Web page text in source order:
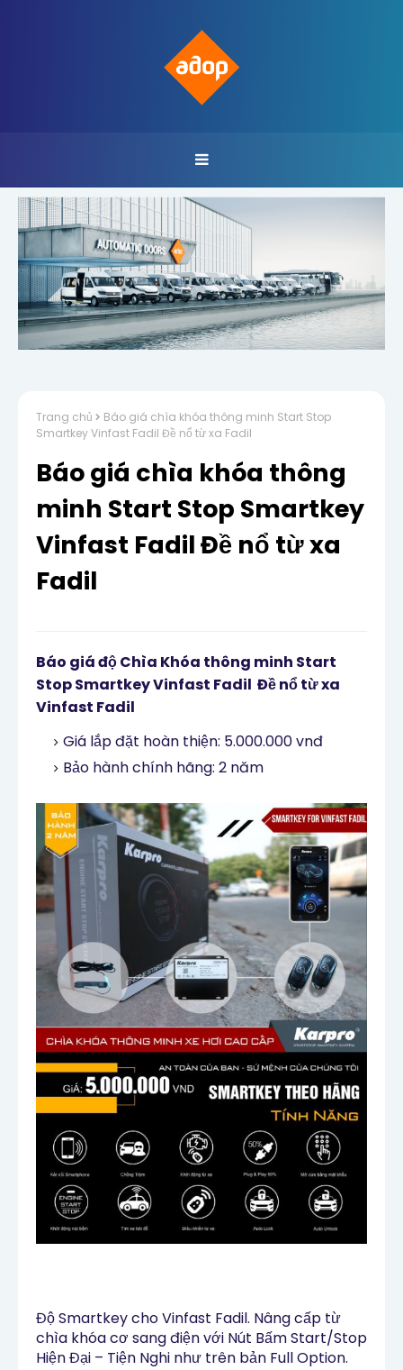
Trang chủ
Báo giá chìa khóa thông minh Start Stop
Smartkey Vinfast Fadil Đề nổ từ xa Fadil
Báo giá chìa khóa thông
minh Start Stop Smartkey
Vinfast Fadil Đề nổ từ xa
Fadil
Báo giá độ Chìa Khóa thông minh Start
Stop Smartkey Vinfast Fadil Đề nổ từ xa
Vinfast Fadil
Giá lắp đặt hoàn thiện: 5.000.000 vnđ
Bảo hành chính hãng: 2 năm
Độ Smartkey cho Vinfast Fadil. Nâng cấp từ
chìa khóa cơ sang điện với Nút Bấm Start/Stop
Hiện Đại – Tiện Nghi như trên bản Full Option.